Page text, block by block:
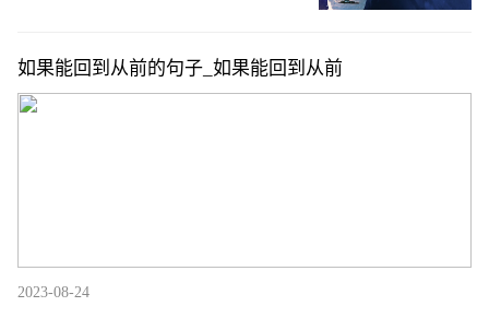
如果能回到从前的句子_如果能回到从前
2023-08-24